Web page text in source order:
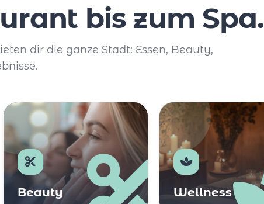
bis zum Spa.
dir die ganze Stadt: Essen, Beauty,
Beauty Wellness